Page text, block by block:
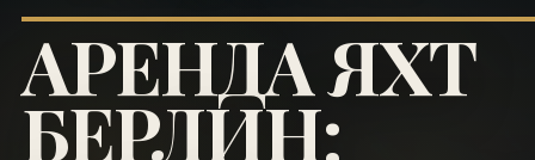
АРЕНДА ЯХТ
БЕРЛИН: